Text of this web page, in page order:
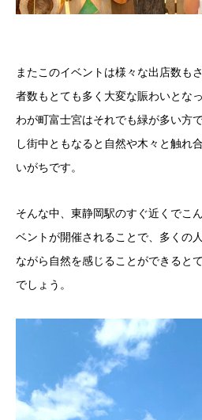
またこのイベントは様々な出店数も
者数もとても多く大変な賑わいとな
わが町富士宮はそれでも緑が多い方
し街中ともなると自然や木々と触れ
いがちです。
そんな中、東静岡駅のすぐ近くでこ
ベントが開催されることで、多くの
ながら自然を感じることができると
でしょう。